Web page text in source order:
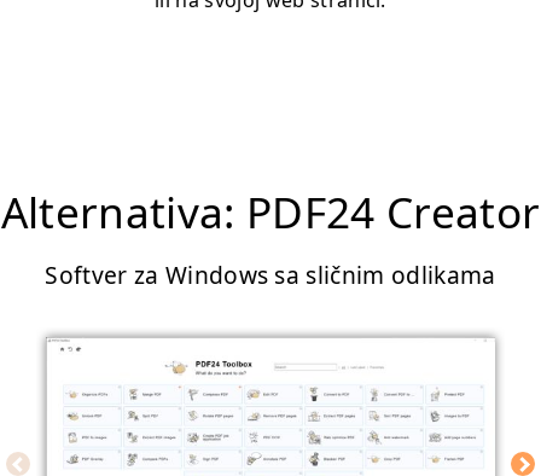
Alternativa: PDF24 Creator
Softver za Windows sa sličnim odlikama